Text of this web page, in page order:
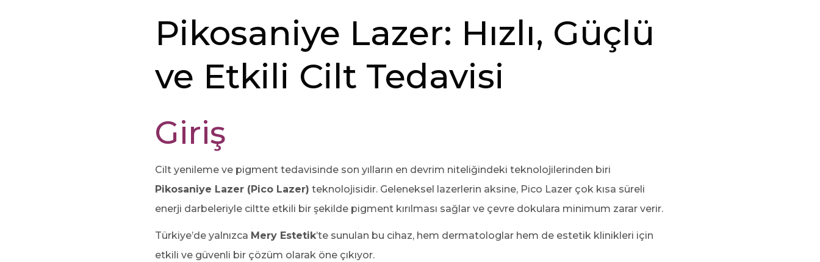
Pikosaniye Lazer: Hızlı, Güçlü
ve Etkili Cilt Tedavisi
Giriş
Cilt yenileme ve pigment tedavisinde son yılların en devrim niteliğindeki teknolojilerinden biri
Pikosaniye Lazer (Pico Lazer) teknolojisidir. Geleneksel lazerlerin aksine, Pico Lazer çok kısa süreli
enerji darbeleriyle ciltte etkili bir şekilde pigment kırılması sağlar ve çevre dokulara minimum zarar verir.
Türkiye’de yalnızca Mery Estetik’te sunulan bu cihaz, hem dermatologlar hem de estetik klinikleri için
etkili ve güvenli bir çözüm olarak öne çıkıyor.